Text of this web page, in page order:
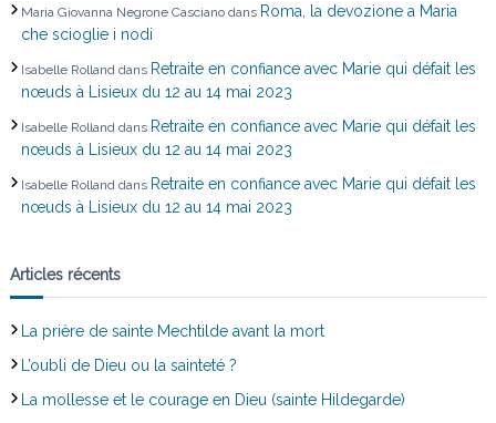
Maria Giovanna Negrone Cascianodans Roma, la devozione a Maria
che scioglie i nodi
Isabelle Rolland dans Retraite en confiance avec Marie qui défait les
nœuds à Lisieux du 12 au 14 mai 2023
Isabelle Rolland dans Retraite en confiance avec Marie qui défait les
nœuds à Lisieux du 12 au 14 mai 2023
Isabelle Rolland dans Retraite en confiance avec Marie qui défait les
nœuds à Lisieux du 12 au 14 mai 2023
Articles récents
La prière de sainte Mechtilde avant la mort
L’oubli de Dieu ou la sainteté ?
La mollesse et le courage en Dieu (sainte Hildegarde)